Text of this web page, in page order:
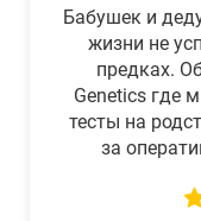
Бабушек и
жизни не
предках.
Genetics где
тесты на
за